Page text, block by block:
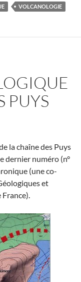
VOLCANOLOGIE
PUYS
la chaîne des Puys
dernier numéro (n°
(une co-
et
France).